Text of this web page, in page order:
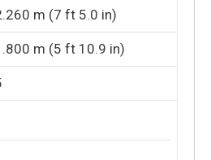
m (7 ft 5.0 in)
m (5 ft 10.9 in)